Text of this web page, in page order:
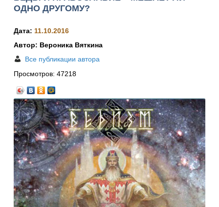
ОДНО ДРУГОМУ?
Дата: 11.10.2016
Автор: Вероника Вяткина
Все публикации автора
Просмотров: 47218